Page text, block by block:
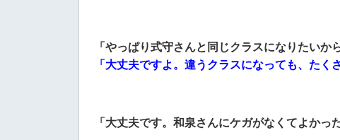
「やっぱり式守さんと同じクラスになりたいか
「大丈夫ですよ。違うクラスになっても、たく
「大丈夫です。和泉さんにケガがなくてよかっ